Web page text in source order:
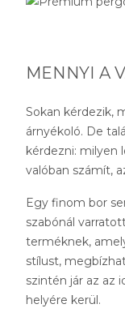
MENNYI A
Sokan kérdezik,
árnyékoló. De
kérdezni: milyen
valóban számít,
Egy finom bor
szabónál
terméknek,
stílust,
szintén jár az az
helyére kerül.